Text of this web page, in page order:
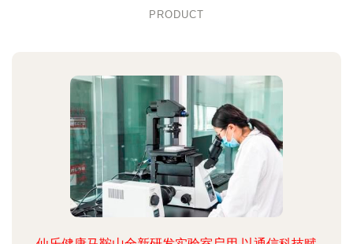
PRODUCT